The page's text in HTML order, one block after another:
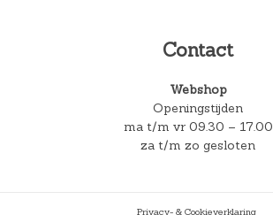
Contact
Webshop
Openingstijden
ma t/m vr 09.30 – 17.00
za t/m zo gesloten
Privacy- & Cookieverklaring